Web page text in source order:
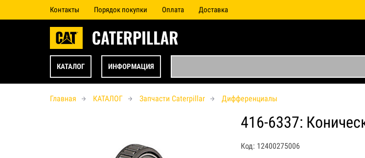
Контакты Порядок покупки Оплата Доставка
КАТАЛОГ ИНФОРМАЦИЯ
Главная КАТАЛОГ Запчасти Caterpillar Дифференциалы
416-6337:
Код: 12400275006